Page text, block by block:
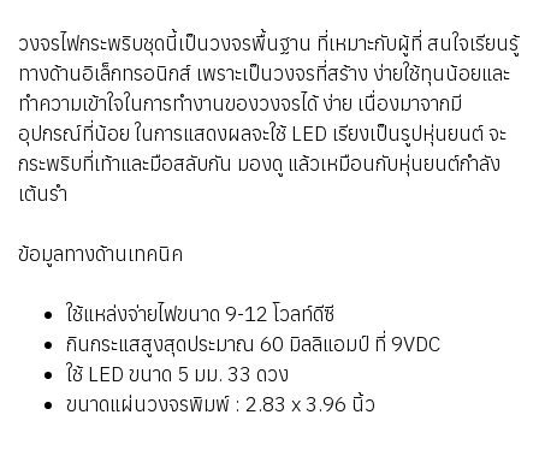
วงจรไฟกระพริบชุดนี้เป็นวงจรพื้นฐาน ที่เหมาะกับผู้ที่ สนใจเรียนรู้
ทางด้านอิเล็กทรอนิกส์ เพราะเป็นวงจรที่สร้าง ง่ายใช้ทุนน้อยและ
ทำความเข้าใจในการทำงานของวงจรได้ ง่าย เนื่องมาจากมี
อุปกรณ์ที่น้อย ในการแสดงผลจะใช้ LED เรียงเป็นรูปหุ่นยนต์ จะ
กระพริบที่เท้าและมือสลับกัน มองดู แล้วเหมือนกับหุ่นยนต์กำลัง
เต้นรำ
ข้อมูลทางด้านเทคนิค
ใช้แหล่งจ่ายไฟขนาด 9-12 โวลท์ดีซี
กินกระแสสูงสุดประมาณ 60 มิลลิแอมป์ ที่ 9VDC
ใช้ LED ขนาด 5 มม. 33 ดวง
ขนาดแผ่นวงจรพิมพ์ : 2.83 x 3.96 นิ้ว